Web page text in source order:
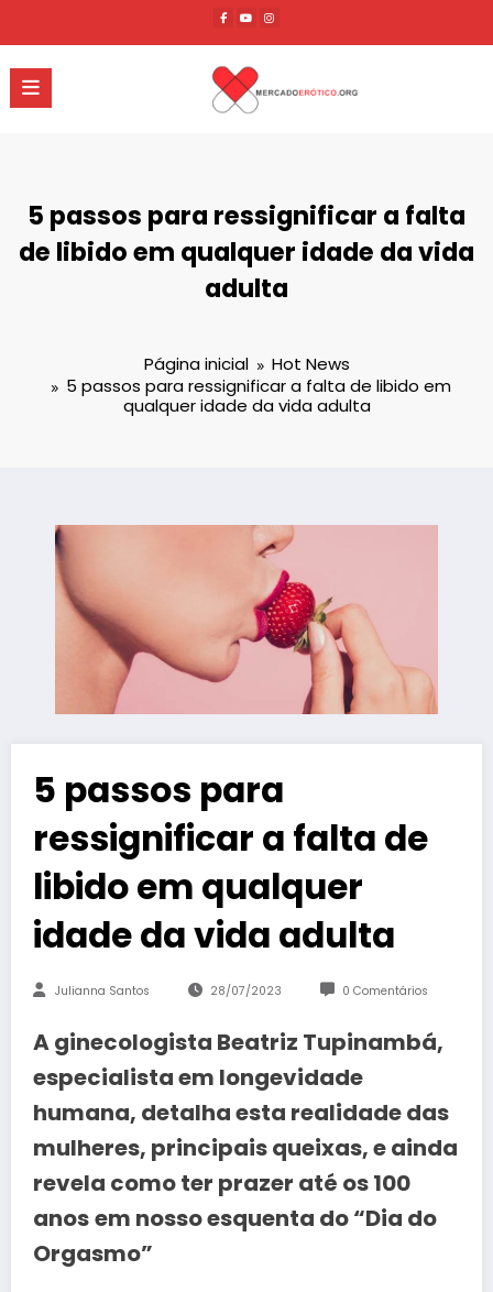
o
conteúdo
5 passos para ressignificar a falta
de libido em qualquer idade da vida
adulta
Página inicial
Hot News
5 passos para ressignificar a falta de libido em
qualquer idade da vida adulta
5 passos para
ressignificar a falta de
libido em qualquer
idade da vida adulta
Julianna Santos 28/07/2023 0 Comentários
A ginecologista Beatriz Tupinambá,
especialista em longevidade
humana, detalha esta realidade das
mulheres, principais queixas, e ainda
revela como ter prazer até os 100
anosem nosso esquenta do “Dia do
Orgasmo”